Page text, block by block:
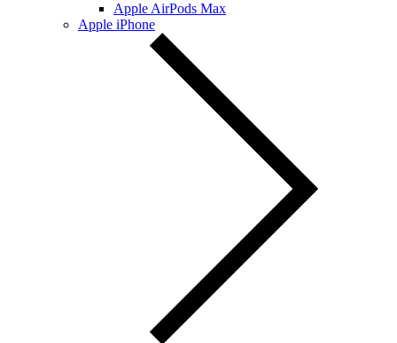
Apple AirPods Max
Apple iPhone